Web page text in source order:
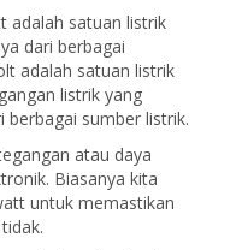
adalah satuan listrik
dari berbagai
adalah satuan listrik
listrik yang
berbagai sumber listrik.
atau daya
Biasanya kita
untuk memastikan